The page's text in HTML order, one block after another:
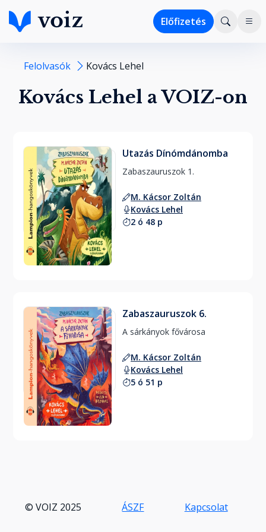
Előfizetés
Felolvasók Kovács Lehel
Kovács Lehel a VOIZ-on
Utazás Dínómdánomba
M. Kácsor Zoltán
Kovács Lehel
2 ó 48 p
Zabaszauruszok 6.
M. Kácsor Zoltán
Kovács Lehel
5 ó 51 p
© VOIZ 2025 ÁSZF Kapcsolat